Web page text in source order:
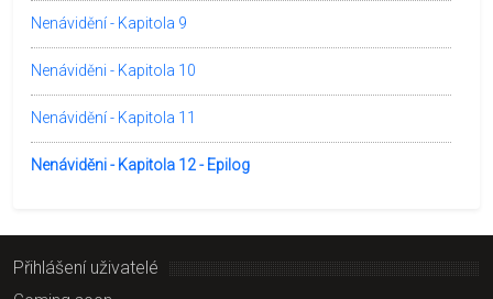
Nenávidění - Kapitola 9
Nenáviděni - Kapitola 10
Nenávidění - Kapitola 11
Nenáviděni - Kapitola 12 - Epilog
Přihlášení uživatelé